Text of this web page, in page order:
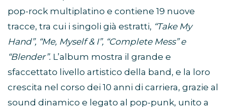
pop-rock multiplatino e contiene 19 nuove
tracce, tra cui i singoli già estratti, “Take My
Hand”, “Me, Myself & I”, “Complete Mess” e
“Blender”. L’album mostra il grande e
sfaccettato livello artistico della band, e la loro
crescita nel corso dei 10 anni di carriera, grazie al
sound dinamico e legato al pop-punk, unito a